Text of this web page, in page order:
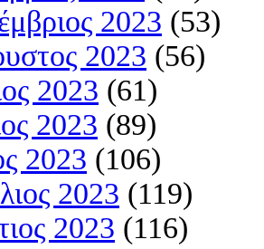
2023 (53)
2023 (56)
2023 (61)
2023 (89)
2023 (106)
2023 (119)
2023 (116)